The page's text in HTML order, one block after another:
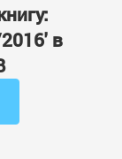
в